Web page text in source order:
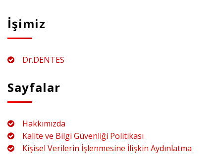
İşimiz
Dr.DENTES
Sayfalar
Hakkımızda
Kalite ve Bilgi Güvenliği Politikası
Kişisel Verilerin İşlenmesine İlişkin Aydınlatma